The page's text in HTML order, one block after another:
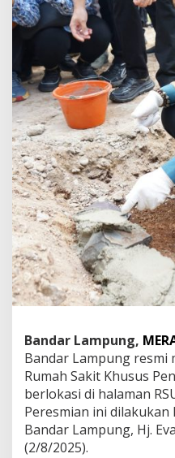
Bandar Lampung,
Bandar Lampung resmi
Rumah Sakit Khusus
berlokasi di halaman
Peresmian ini
Bandar Lampung, Hj.
(2/8/2025).